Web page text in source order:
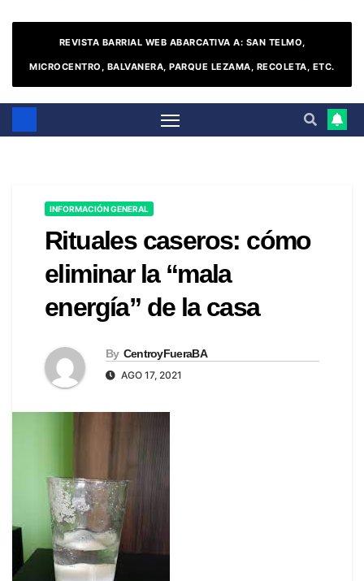
REVISTA BARRIAL WEB ABARCATIVA A: SAN TELMO,
MICROCENTRO, BALVANERA, PARQUE LEZAMA, RECOLETA, ETC.
INFORMACIÓN GENERAL
Rituales caseros: cómo
eliminar la “mala
energía” de la casa
By CentroyFueraBA
AGO 17, 2021